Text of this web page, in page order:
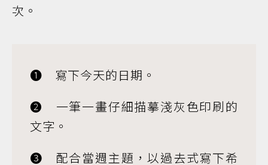
次。
➊ 寫下今天的日期。
➋ 一筆一畫仔細描摹淺灰色印刷的
文字。
➌ 配合當週主題，以過去式寫下希